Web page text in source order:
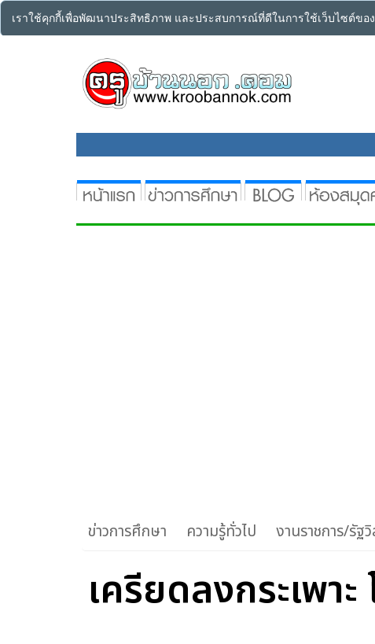
เราใช้คุกกี้เพื่อพัฒนาประสิทธิภาพ และประสบการณ์ที่ดีในการใช้เว็บไซต์ข
ข่าวการศึกษา ความรู้ทั่วไป งานราชการ/รัฐ
เครียดลงกระเพ